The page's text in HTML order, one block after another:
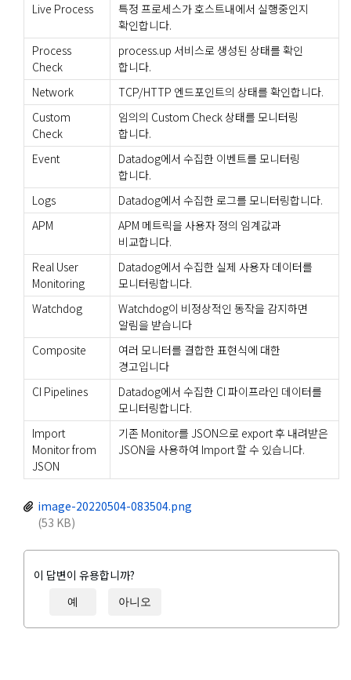
Live Process
특정 프로세스가 호스트내에서 실행중인지
확인합니다.
Process
Check
process.up 서비스로 생성된 상태를 확인
합니다.
Network
TCP/HTTP 엔드포인트의 상태를 확인합니다.
Custom
Check
임의의 Custom Check 상태를 모니터링
합니다.
Event
Datadog에서 수집한 이벤트를 모니터링
합니다.
Logs
Datadog에서 수집한 로그를 모니터링합니다.
APM
APM 메트릭을 사용자 정의 임계값과
비교합니다.
Real User
Monitoring
Datadog에서 수집한 실제 사용자 데이터를
모니터링합니다.
Watchdog
Watchdog이 비정상적인 동작을 감지하면
알림을 받습니다
Composite
여러 모니터를 결합한 표현식에 대한
경고입니다
CI Pipelines
Datadog에서 수집한 CI 파이프라인 데이터를
모니터링합니다.
Import
Monitor from
JSON
기존 Monitor를 JSON으로 export 후 내려받은
JSON을 사용하여 Import 할 수 있습니다.
image-20220504-083504.png
(53 KB)
이 답변이 유용합니까?
예 아니오